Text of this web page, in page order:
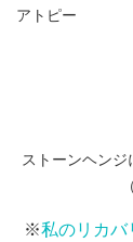
アトピー
ストーンヘン
※私のリカバ